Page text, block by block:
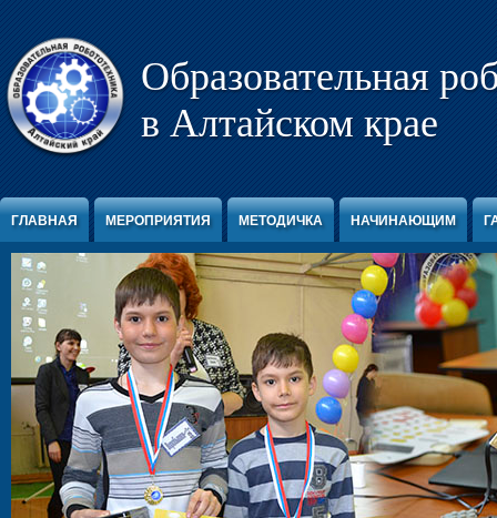
Образовательная
в Алтайском крае
ГЛАВНАЯ МЕРОПРИЯТИЯ МЕТОДИЧКА НАЧИНАЮЩИМ